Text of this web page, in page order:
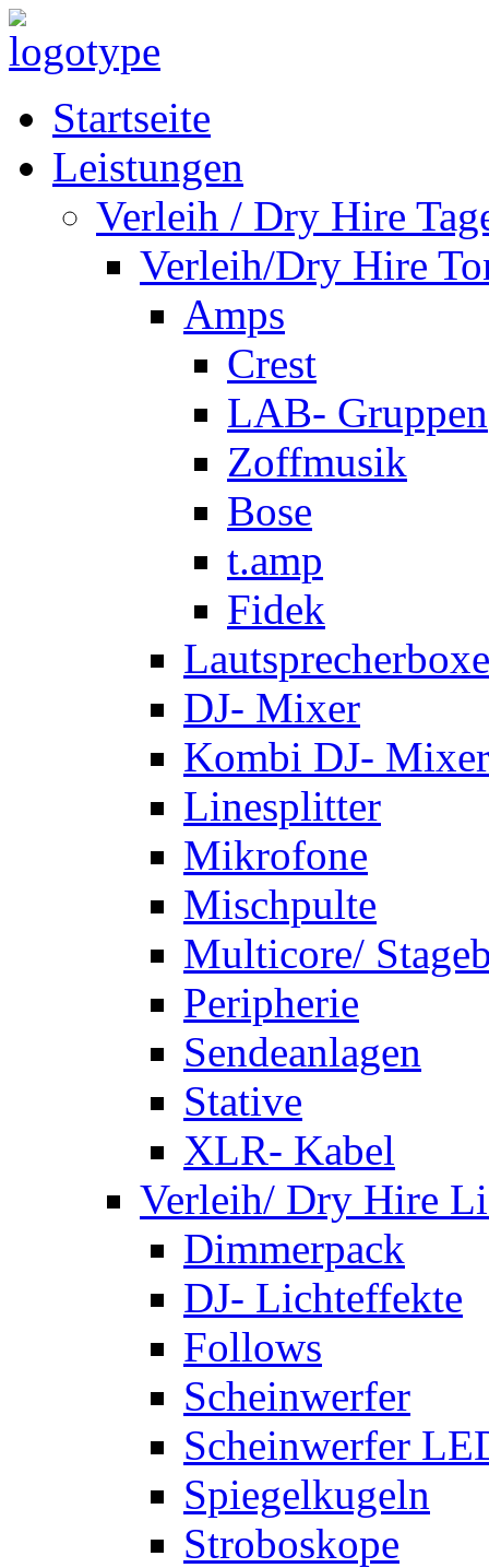
Startseite
Leistungen
Verleih / Dry Hire
Verleih/Dry Hire
Amps
Crest
LAB- Gruppen
Zoffmusik
Bose
t.amp
Fidek
DJ- Mixer
Kombi DJ-
Linesplitter
Mikrofone
Mischpulte
Multicore/
Peripherie
Sendeanlagen
Stative
XLR- Kabel
Verleih/ Dry Hire
Dimmerpack
DJ- Lichteffekte
Follows
Scheinwerfer
Scheinwerfer
Spiegelkugeln
Stroboskope